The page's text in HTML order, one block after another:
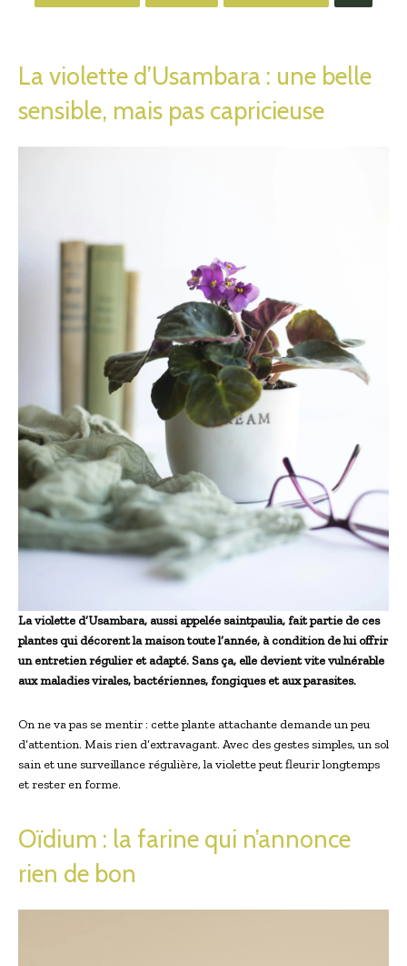
La violette d’Usambara : une belle
sensible, mais pas capricieuse
La violette d’Usambara, aussi appelée saintpaulia, fait partie de ces
plantes qui décorent la maison toute l’année, à condition de lui offrir
un entretien régulier et adapté. Sans ça, elle devient vite vulnérable
aux maladies virales, bactériennes, fongiques et aux parasites.
On ne va pas se mentir : cette plante attachante demande un peu
d’attention. Mais rien d’extravagant. Avec des gestes simples, un sol
sain et une surveillance régulière, la violette peut fleurir longtemps
et rester en forme.
Oïdium : la farine qui n’annonce
rien de bon